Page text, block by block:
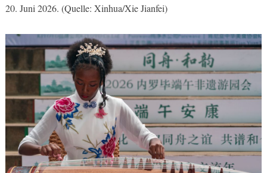
20. Juni 2026. (Quelle: Xinhua/Xie Jianfei)